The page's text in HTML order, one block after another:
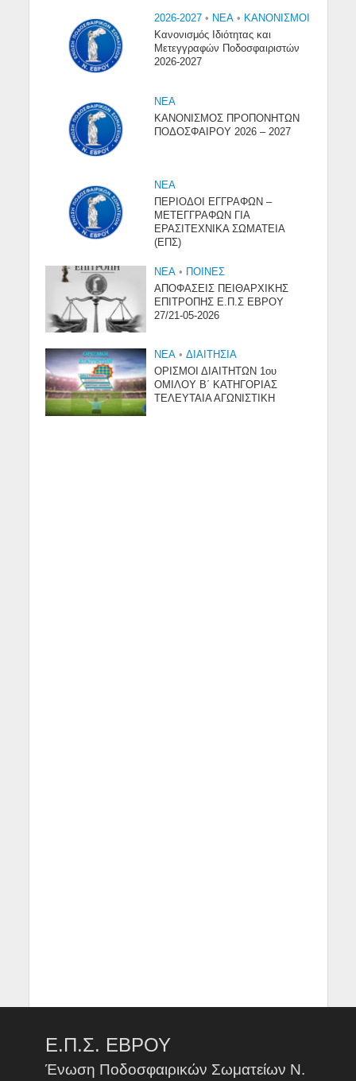
2026-2027 • NEA • ΚΑΝΟΝΙΣΜΟΙ
Κανονισμός Ιδιότητας και
Μετεγγραφών Ποδοσφαιριστών
2026-2027
NEA
ΚΑΝΟΝΙΣΜΟΣ ΠΡΟΠΟΝΗΤΩΝ
ΠΟΔΟΣΦΑΙΡΟΥ 2026 – 2027
NEA
ΠΕΡΙΟΔΟΙ ΕΓΓΡΑΦΩΝ –
ΜΕΤΕΓΓΡΑΦΩΝ ΓΙΑ
ΕΡΑΣΙΤΕΧΝΙΚΑ ΣΩΜΑΤΕΙΑ
(ΕΠΣ)
NEA • ΠΟΙΝΕΣ
ΑΠΟΦΑΣΕΙΣ ΠΕΙΘΑΡΧΙΚΗΣ
ΕΠΙΤΡΟΠΗΣ Ε.Π.Σ ΕΒΡΟΥ
27/21-05-2026
NEA • ΔΙΑΙΤΗΣΙΑ
ΟΡΙΣΜΟΙ ΔΙΑΙΤΗΤΩΝ 1ου
ΟΜΙΛΟΥ Β΄ ΚΑΤΗΓΟΡΙΑΣ
ΤΕΛΕΥΤΑΙΑ ΑΓΩΝΙΣΤΙΚΗ
Ε.Π.Σ. ΕΒΡΟΥ
Ένωση Ποδοσφαιρικών Σωματείων Ν.